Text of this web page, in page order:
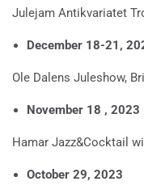
Julejam Antikvariatet
December 18-21,
Ole Dalens Juleshow,
November 18 , 2023
Hamar Jazz&Cocktail
October 29, 2023